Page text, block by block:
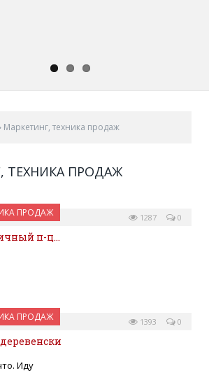
Маркетинг, техника продаж
ТЕХНИКА ПРОДАЖ
ПРОДАЖ 0
1287
п-ц...
ПРОДАЖ 0
1393
Иду